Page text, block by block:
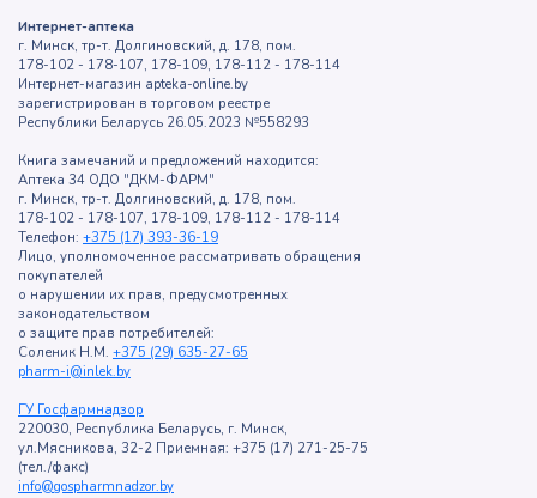
Интернет-аптека
г. Минск, тр-т. Долгиновский, д. 178, пом.
178-102 - 178-107, 178-109, 178-112 - 178-114
Интернет-магазин apteka-online.by
зарегистрирован в торговом реестре
Республики Беларусь 26.05.2023 №558293
Книга замечаний и предложений находится:
Аптека 34 ОДО "ДКМ-ФАРМ"
г. Минск, тр-т. Долгиновский, д. 178, пом.
178-102 - 178-107, 178-109, 178-112 - 178-114
Телефон: +375 (17) 393-36-19
Лицо, уполномоченное рассматривать обращения
покупателей
о нарушении их прав, предусмотренных
законодательством
о защите прав потребителей:
Соленик Н.М. +375 (29) 635-27-65
pharm-i@inlek.by
ГУ Госфармнадзор
220030, Республика Беларусь, г. Минск,
ул.Мясникова, 32-2 Приемная: +375 (17) 271-25-75
(тел./факс)
info@gospharmnadzor.by